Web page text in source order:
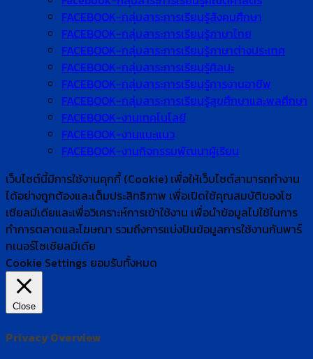
FACEBOOK-กลุ่มสาระการเรียนรู้สังคมศึกษา
FACEBOOK-กลุ่มสาระการเรียนรู้ภาษาไทย
FACEBOOK-กลุ่มสาระการเรียนรู้ภาษาต่างประเทศ
FACEBOOK-กลุ่มสาระการเรียนรู้ศิลปะ
FACEBOOK-กลุ่มสาระการเรียนรู้การงานอาชีพ
FACEBOOK-กลุ่มสาระการเรียนรู้สุขศึกษาและพลศึกษา
FACEBOOK-งานเทคโนโลยี
FACEBOOK-งานแนะแนว
FACEBOOK-งานกิจกรรมพัฒนาผู้เรียน
เว็บไซต์นี้มีการใช้งานคุกกี้ (Cookie) เพื่อให้เว็บไซต์สามารถทำงาน
ได้อย่างถูกต้องและเต็มประสิทธิภาพ​ เพื่อเปิดใช้คุณสมบัติของโซ
เชียล​มีเดียและเพื่อวิเคราะห์การเข้าใช้งาน เพื่อนำข้อมูลไปใช้ในการ
ทำการตลาดและโฆษณา​ รวมถึงการแบ่งปันข้อมูลการใช้งานกับพาร์
ทเนอร์​โซเชียล​มีเดีย
Cookie Settings ยอมรับทั้งหมด
Close
Privacy Overview